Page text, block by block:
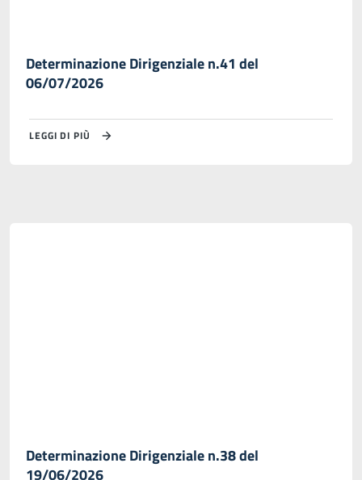
Determinazione Dirigenziale n.41 del
06/07/2026
LEGGI DI PIÙ
Determinazione Dirigenziale n.38 del
19/06/2026